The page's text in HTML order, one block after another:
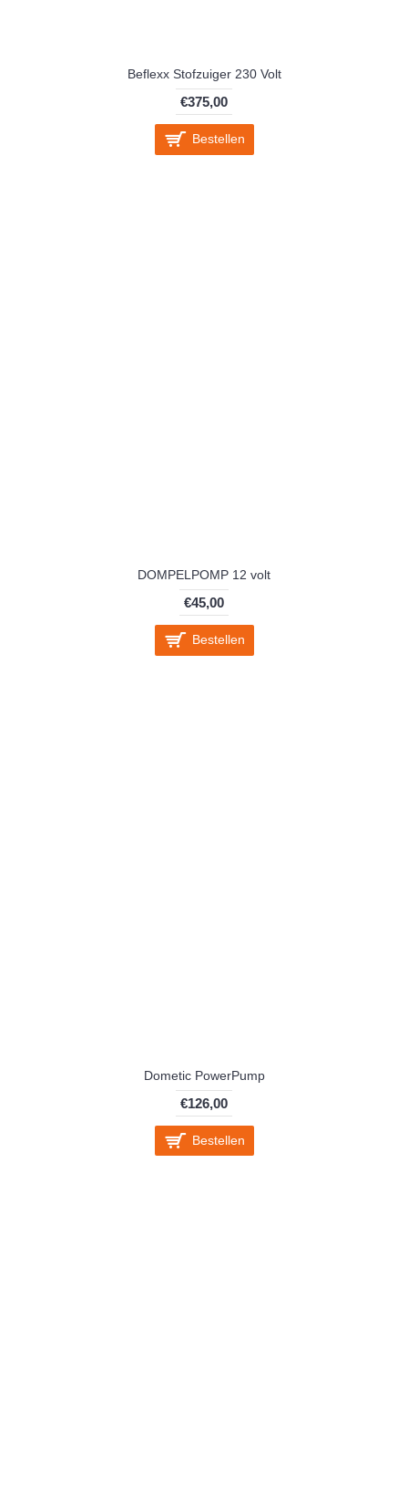
Beflexx Stofzuiger 230 Volt
€375,00
Bestellen
DOMPELPOMP 12 volt
€45,00
Bestellen
Dometic PowerPump
€126,00
Bestellen